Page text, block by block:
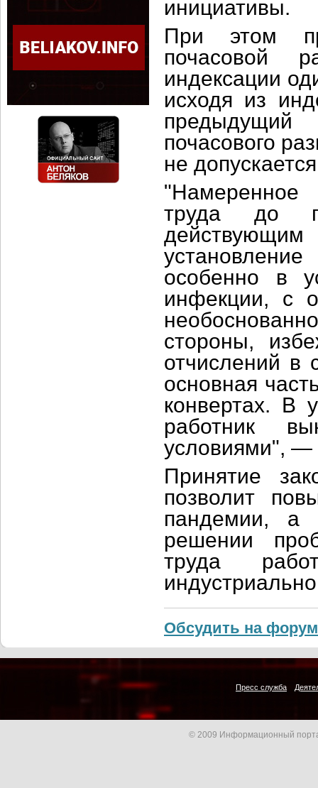
инициативы.
При этом
почасовой
индексации
исходя из
предыдущий
почасового
не
"Намеренное
труда до
особенно в
инфекции, с
стороны,
отчислений в
основная
конвертах. В
работник
условиями", —
Принятие
позволит
пандемии, а
решении
труда
Обсудить на
Пресс служба
© 2009 Информационный